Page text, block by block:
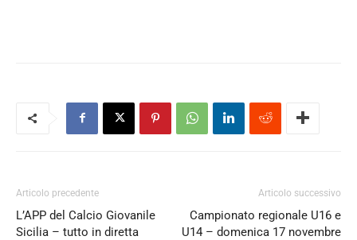
Articolo precedente
L’APP del Calcio Giovanile
Sicilia – tutto in diretta
Articolo successivo
Campionato regionale U16 e
U14 – domenica 17 novembre